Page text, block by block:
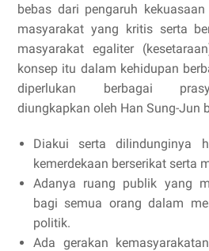
bebas dari pengaruh
masyarakat yang kritis serta
masyarakat egaliter
konsep itu dalam kehidupan
diperlukan berbagai
diungkapkan oleh Han Sung-Jun
Diakui serta dilindunginya
kemerdekaan berserikat serta
Adanya ruang publik yang
bagi semua orang dalam
politik.
Ada gerakan